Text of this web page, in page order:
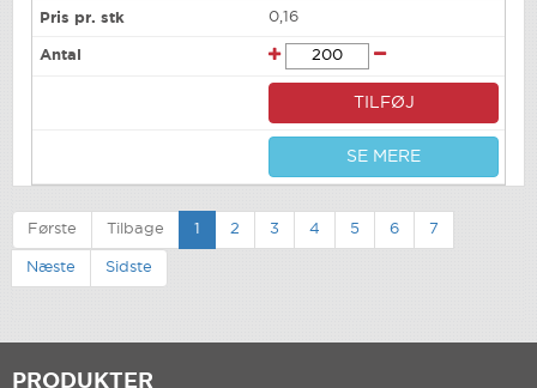
0,16
TILFØJ
SE MERE
Første Tilbage 1 2 3 4 5 6 7
Næste Sidste
PRODUKTER